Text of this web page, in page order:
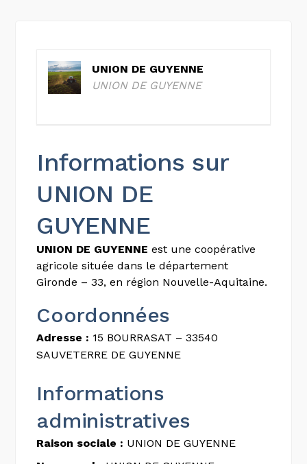
UNION DE GUYENNE
UNION DE GUYENNE
Informations sur
UNION DE
GUYENNE
UNION DE GUYENNE est une coopérative
agricole située dans le département
Gironde – 33, en région Nouvelle-Aquitaine.
Coordonnées
Adresse : 15 BOURRASAT – 33540
SAUVETERRE DE GUYENNE
Informations
administratives
Raison sociale : UNION DE GUYENNE